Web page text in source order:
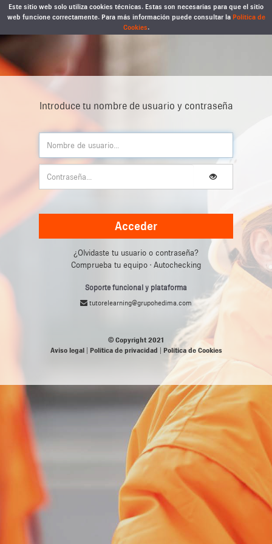
Este sitio web solo utiliza cookies técnicas. Estas son necesarias para que el sitio
web funcione correctamente. Para más información puede consultar la Política de
Cookies.
Introduce tu nombre de usuario y contraseña
Acceder
¿Olvidaste tu usuario o contraseña?
Comprueba tu equipo · Autochecking
Soporte funcional y plataforma
tutorelearning@grupohedima.com
© Copyright 2021
Aviso legal| Política de privacidad Política de Cookies